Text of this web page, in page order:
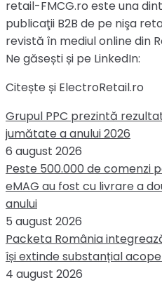
retail-FMCG.ro este una
publicaţii B2B de pe nişa
revistă în mediul online din
Ne găsești și pe LinkedIn:
Citește și ElectroRetail.ro
Grupul PPC prezintă
jumătate a anului 2026
6 august 2026
Peste 500.000 de comenzi
eMAG au fost cu livrare a
anului
5 august 2026
Packeta România
își extinde substanțial
4 august 2026